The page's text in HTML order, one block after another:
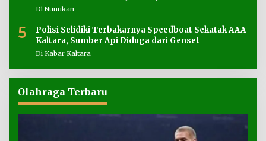
Di Nunukan
5
Polisi Selidiki Terbakarnya Speedboat Sekatak AAA
Kaltara, Sumber Api Diduga dari Genset
Di Kabar Kaltara
Olahraga Terbaru